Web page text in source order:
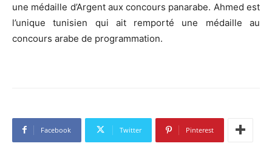
une médaille d’Argent aux concours panarabe. Ahmed est
l’unique tunisien qui ait remporté une médaille au
concours arabe de programmation.
Facebook Twitter Pinterest